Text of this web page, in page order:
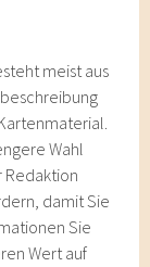
meist aus
Wahl
Redaktion
damit Sie
Sie
Wert auf